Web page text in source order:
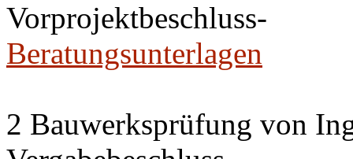
Vorprojektbeschluss-
Beratungsunterlagen
2 Bauwerksprüfung von